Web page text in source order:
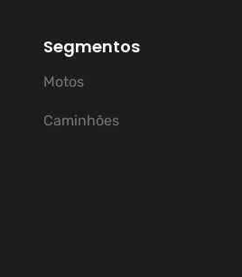
Segmentos
Motos
Caminhões